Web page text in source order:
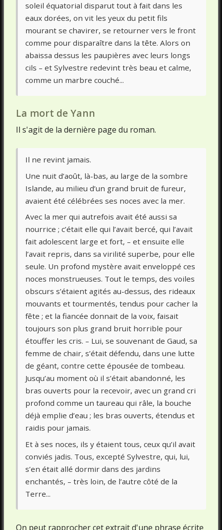
soleil équatorial disparut tout à fait dans les
eaux dorées, on vit les yeux du petit fils
mourant se chavirer, se retourner vers le front
comme pour disparaître dans la tête. Alors on
abaissa dessus les paupières avec leurs longs
cils – et Sylvestre redevint très beau et calme,
comme un marbre couché...
La mort de Yann
Il s'agit de la dernière page du roman.
Il ne revint jamais.
Une nuit d’août, là-bas, au large de la sombre
Islande, au milieu d’un grand bruit de fureur,
avaient été célébrées ses noces avec la mer.
Avec la mer qui autrefois avait été aussi sa
nourrice ; c’était elle qui l’avait bercé, qui l’avait
fait adolescent large et fort, – et ensuite elle
l’avait repris, dans sa virilité superbe, pour elle
seule. Un profond mystère avait enveloppé ces
noces monstrueuses. Tout le temps, des voiles
obscurs s’étaient agités au-dessus, des rideaux
mouvants et tourmentés, tendus pour cacher la
fête ; et la fiancée donnait de la voix, faisait
toujours son plus grand bruit horrible pour
étouffer les cris. – Lui, se souvenant de Gaud, sa
femme de chair, s’était défendu, dans une lutte
de géant, contre cette épousée de tombeau.
Jusqu’au moment où il s’était abandonné, les
bras ouverts pour la recevoir, avec un grand cri
profond comme un taureau qui râle, la bouche
déjà emplie d’eau ; les bras ouverts, étendus et
raidis pour jamais.
Et à ses noces, ils y étaient tous, ceux qu’il avait
conviés jadis. Tous, excepté Sylvestre, qui, lui,
s’en était allé dormir dans des jardins
enchantés, – très loin, de l’autre côté de la
Terre...
On peut rapprocher cet extrait d'une phrase écrite